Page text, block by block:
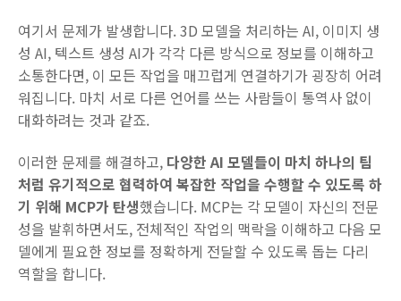
여기서 문제가 발생합니다. 3D 모델을 처리하는 AI, 이미지 생
성 AI, 텍스트 생성 AI가 각각 다른 방식으로 정보를 이해하고
소통한다면, 이 모든 작업을 매끄럽게 연결하기가 굉장히 어려
워집니다. 마치 서로 다른 언어를 쓰는 사람들이 통역사 없이
대화하려는 것과 같죠.
이러한 문제를 해결하고, 다양한 AI 모델들이 마치 하나의 팀
처럼 유기적으로 협력하여 복잡한 작업을 수행할 수 있도록 하
기 위해 MCP가 탄생했습니다. MCP는 각 모델이 자신의 전문
성을 발휘하면서도, 전체적인 작업의 맥락을 이해하고 다음 모
델에게 필요한 정보를 정확하게 전달할 수 있도록 돕는 다리
역할을 합니다.